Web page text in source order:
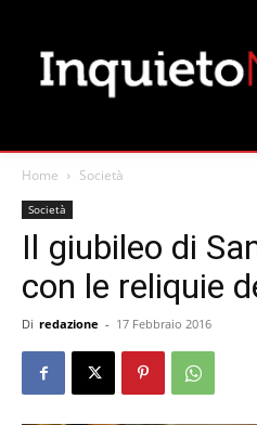
Home Società
Società
Il giubileo di
con le reliquie
Di redazione - 17 Febbraio 2016